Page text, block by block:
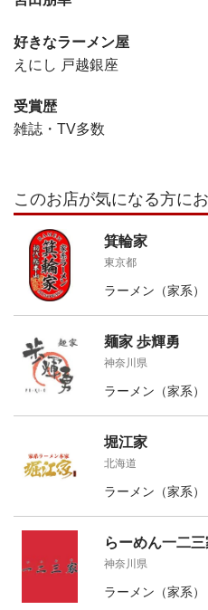
好きなラーメン屋
えにし 戸越銀座
受賞歴
雑誌・TV多数
このお店が気になる方に
箕輪家
東京都
ラーメン（家系）
麺家 歩輝勇
神奈川県
ラーメン（家系）
堀江家
北海道
ラーメン（家系）
らーめん一二
神奈川県
ラーメン（家系）